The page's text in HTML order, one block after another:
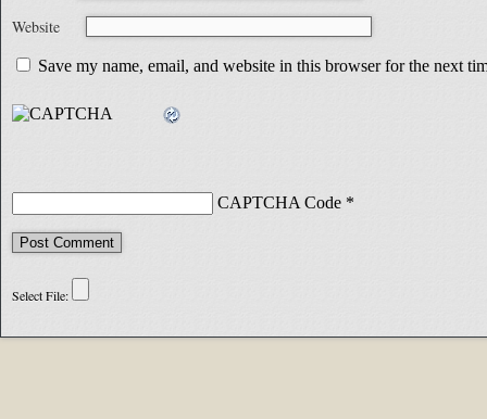
Website
Save my name, email, and website in this browser for the next
CAPTCHA Code *